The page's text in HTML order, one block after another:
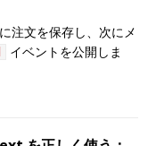
注文を保存し、次にメ
イベントを公開しま